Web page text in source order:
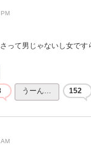
って男じゃないし女です
うーん… 152